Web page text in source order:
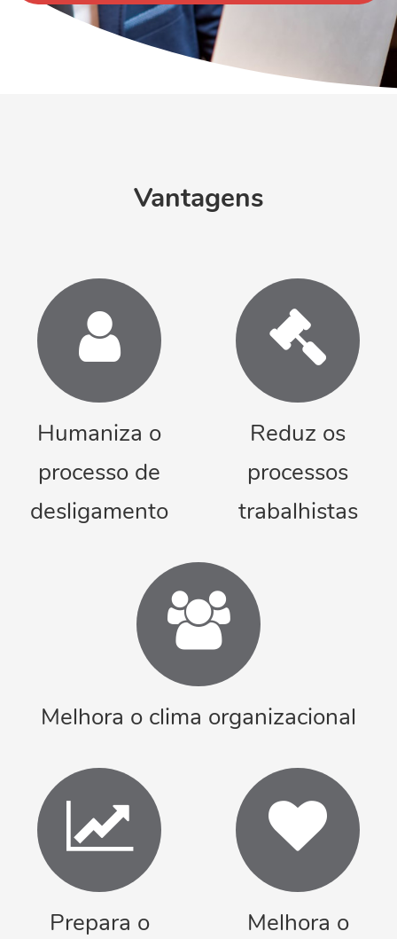
Vantagens
Humaniza o
processo de
desligamento
Reduz os
processos
trabalhistas
Melhora o clima organizacional
Prepara o
Melhora o